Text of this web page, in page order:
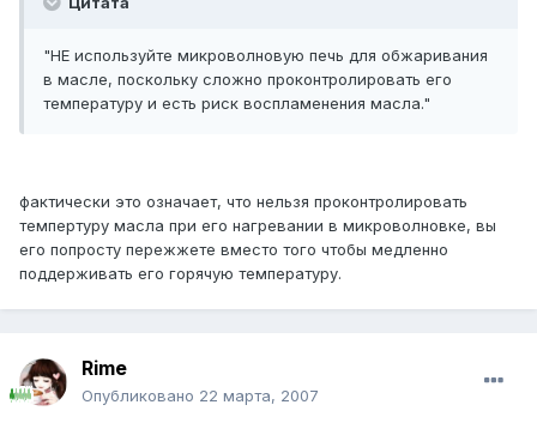
"НЕ используйте микроволновую печь для обжаривания
в масле, поскольку сложно проконтролировать его
температуру и есть риск воспламенения масла."
фактически это означает, что нельзя проконтролировать
темпертуру масла при его нагревании в микроволновке, вы
его попросту пережжете вместо того чтобы медленно
поддерживать его горячую температуру.
Rime
Опубликовано 22 марта, 2007